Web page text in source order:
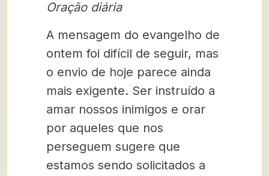
Oração diária
A mensagem do evangelho de
ontem foi difícil de seguir, mas
o envio de hoje parece ainda
mais exigente. Ser instruído a
amar nossos inimigos e orar
por aqueles que nos
perseguem sugere que
estamos sendo solicitados a